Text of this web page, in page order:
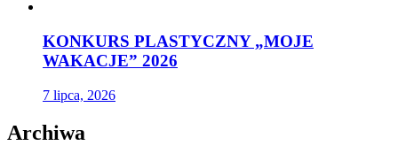
KONKURS PLASTYCZNY „MOJE
WAKACJE” 2026
7 lipca, 2026
Archiwa